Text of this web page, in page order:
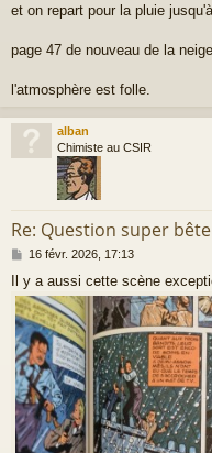
et on repart pour la pluie
page 47 de nouveau de la neige
l'atmosphère est folle.
alban
Chimiste au CSIR
Re: Question super bête
M
s
s
a
g
e
16 févr. 2026, 17:13
Il y a aussi cette scène